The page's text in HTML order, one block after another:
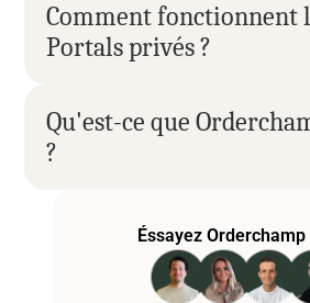
Comment fonctionnent
Portals privés ?
Qu'est-ce que
?
Éssayez Orderchamp